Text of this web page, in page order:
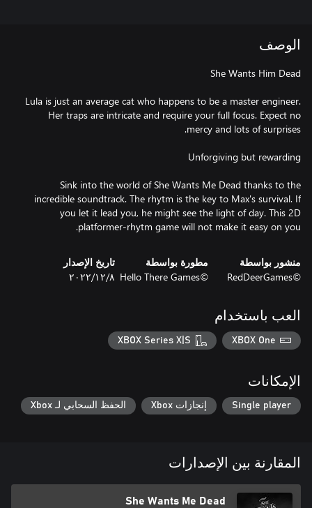
الوصف
Lula is just an average cat who happens to be a master engineer.
Her traps are intricate and require your full focus. Expect no
Sink into the world of She Wants Me Dead thanks to the
incredible soundtrack. The rhytm is the key to Max's survival. If
you let it lead you, he might see the light of day. This 2D
platformer-rhytm game will not make it easy on you.
منشور بواسطة
©RedDeerGames
مطورة بواسطة
©Hello There Games
تاريخ الإصدار
٨‏/١٢‏/٢٠٢٢
العب باستخدام
XBOX One
XBOX Series X|S
الإمكانات
Single player إنجازات Xbox الحفظ السحابي لـ Xbox
المقارنة بين الإصدارات
She Wants Me Dead